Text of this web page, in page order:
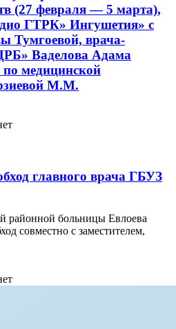
(27 февраля — 5 марта),
ГТРК» Ингушетия» с
Тумгоевой, врача-
Ваделова Адама
медицинской
М.М.
главного врача ГБУЗ
районной больницы Евлоева
совместно с заместителем,